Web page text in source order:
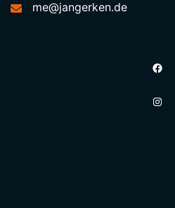
me@jangerken.de